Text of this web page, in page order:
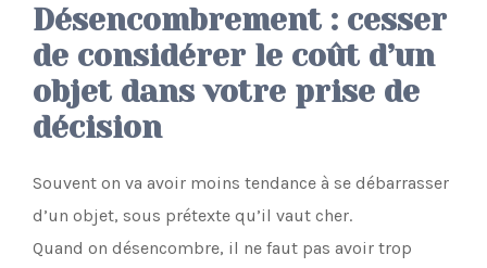
Désencombrement : cesser
de considérer le coût d’un
objet dans votre prise de
décision
Souvent on va avoir moins tendance à se débarrasser
d’un objet, sous prétexte qu’il vaut cher.
Quand on désencombre, il ne faut pas avoir trop